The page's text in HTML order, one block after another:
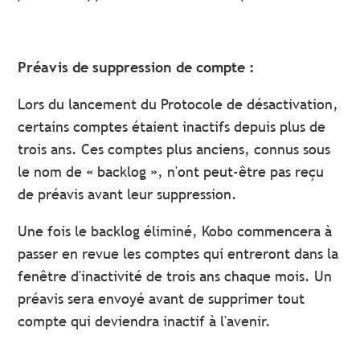
Préavis de suppression de compte :
Lors du lancement du Protocole de désactivation,
certains comptes étaient inactifs depuis plus de
trois ans. Ces comptes plus anciens, connus sous
le nom de « backlog », n'ont peut-être pas reçu
de préavis avant leur suppression.
Une fois le backlog éliminé, Kobo commencera à
passer en revue les comptes qui entreront dans la
fenêtre d'inactivité de trois ans chaque mois. Un
préavis sera envoyé avant de supprimer tout
compte qui deviendra inactif à l'avenir.